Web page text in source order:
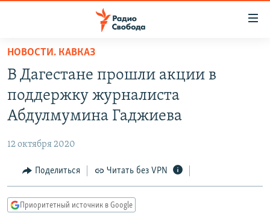
упрощенного
доступа
основному
Вернутся
Вернутся
ПОДКАСТЫ
АВТОРСКИЕ ПРОЕКТЫ
МНЕНИЯ
КУЛЬТУРА
КАВКАЗ.РЕАЛИИ
НОВОСТИ. КАВКАЗ
В Дагестане прошли акции в
поддержку журналиста
Абдулмумина Гаджиева
12 октября 2020
Поделиться Читать без VPN
Приоритетный источник в Google